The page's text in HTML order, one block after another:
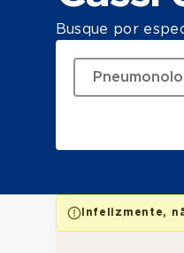
Busque por
Infelizmente,